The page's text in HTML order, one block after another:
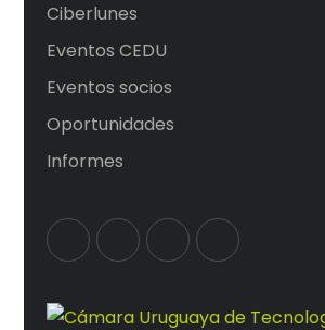
Ciberlunes
Eventos CEDU
Eventos socios
Oportunidades
Informes